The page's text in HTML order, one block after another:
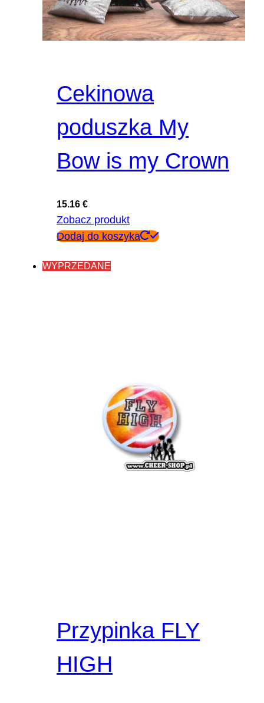
Cekinowa
poduszka My
Bow is my Crown
15.16 €
Zobacz produkt
Dodaj do koszyka
WYPRZEDANE
Przypinka FLY
HIGH